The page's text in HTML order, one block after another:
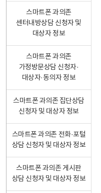
스마트폰 과의존
센터내방상담 신청자 및
대상자 정보
스마트폰 과의존
가정방문상담 신청자·
대상자·동의자 정보
스마트폰 과의존 집단상담
신청자 및 대상자 정보
스마트폰 과의존 전화·포털
상담 신청자 및 대상자 정보
스마트폰 과의존 게시판
상담 신청자 및 대상자 정보